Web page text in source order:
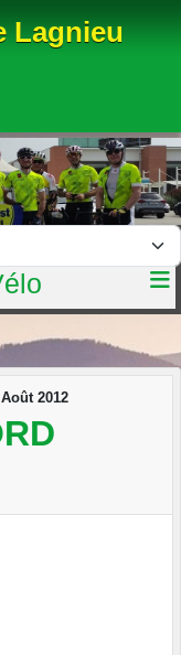
Lagnieu
2012